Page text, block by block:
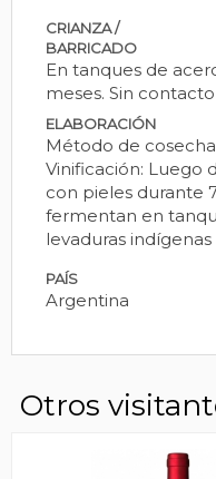
CRIANZA /
BARRICADO
En tanques de
meses. Sin
ELABORACIÓN
Método de
Vinificación: Luego
con pieles durante
fermentan en
levaduras indígenas
PAÍS
Argentina
Otros